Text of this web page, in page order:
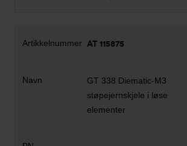
AT 115875
GT 338 Diematic-M3
støpejernskjele i løse
elementer